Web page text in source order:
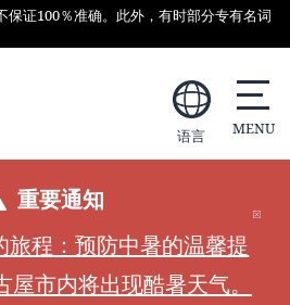
保证100％准确。此外，有时部分专有名词
语言
重要通知
旅程：预防中暑的温馨提
市内将出现酷暑天气。